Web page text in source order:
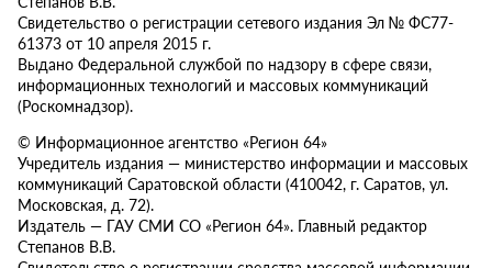
Свидетельство о регистрации сетевого издания Эл № ФС77-
61373 от 10 апреля 2015 г.
Выдано Федеральной службой по надзору в сфере связи,
информационных технологий и массовых коммуникаций
(Роскомнадзор).
© Информационное агентство «Регион 64»
Учредитель издания — министерство информации и массовых
коммуникаций Саратовской области (410042, г. Саратов, ул.
Московская, д. 72).
Издатель — ГАУ СМИ СО «Регион 64». Главный редактор
Степанов В.В.